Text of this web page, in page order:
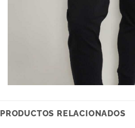
PRODUCTOS RELACIONADOS